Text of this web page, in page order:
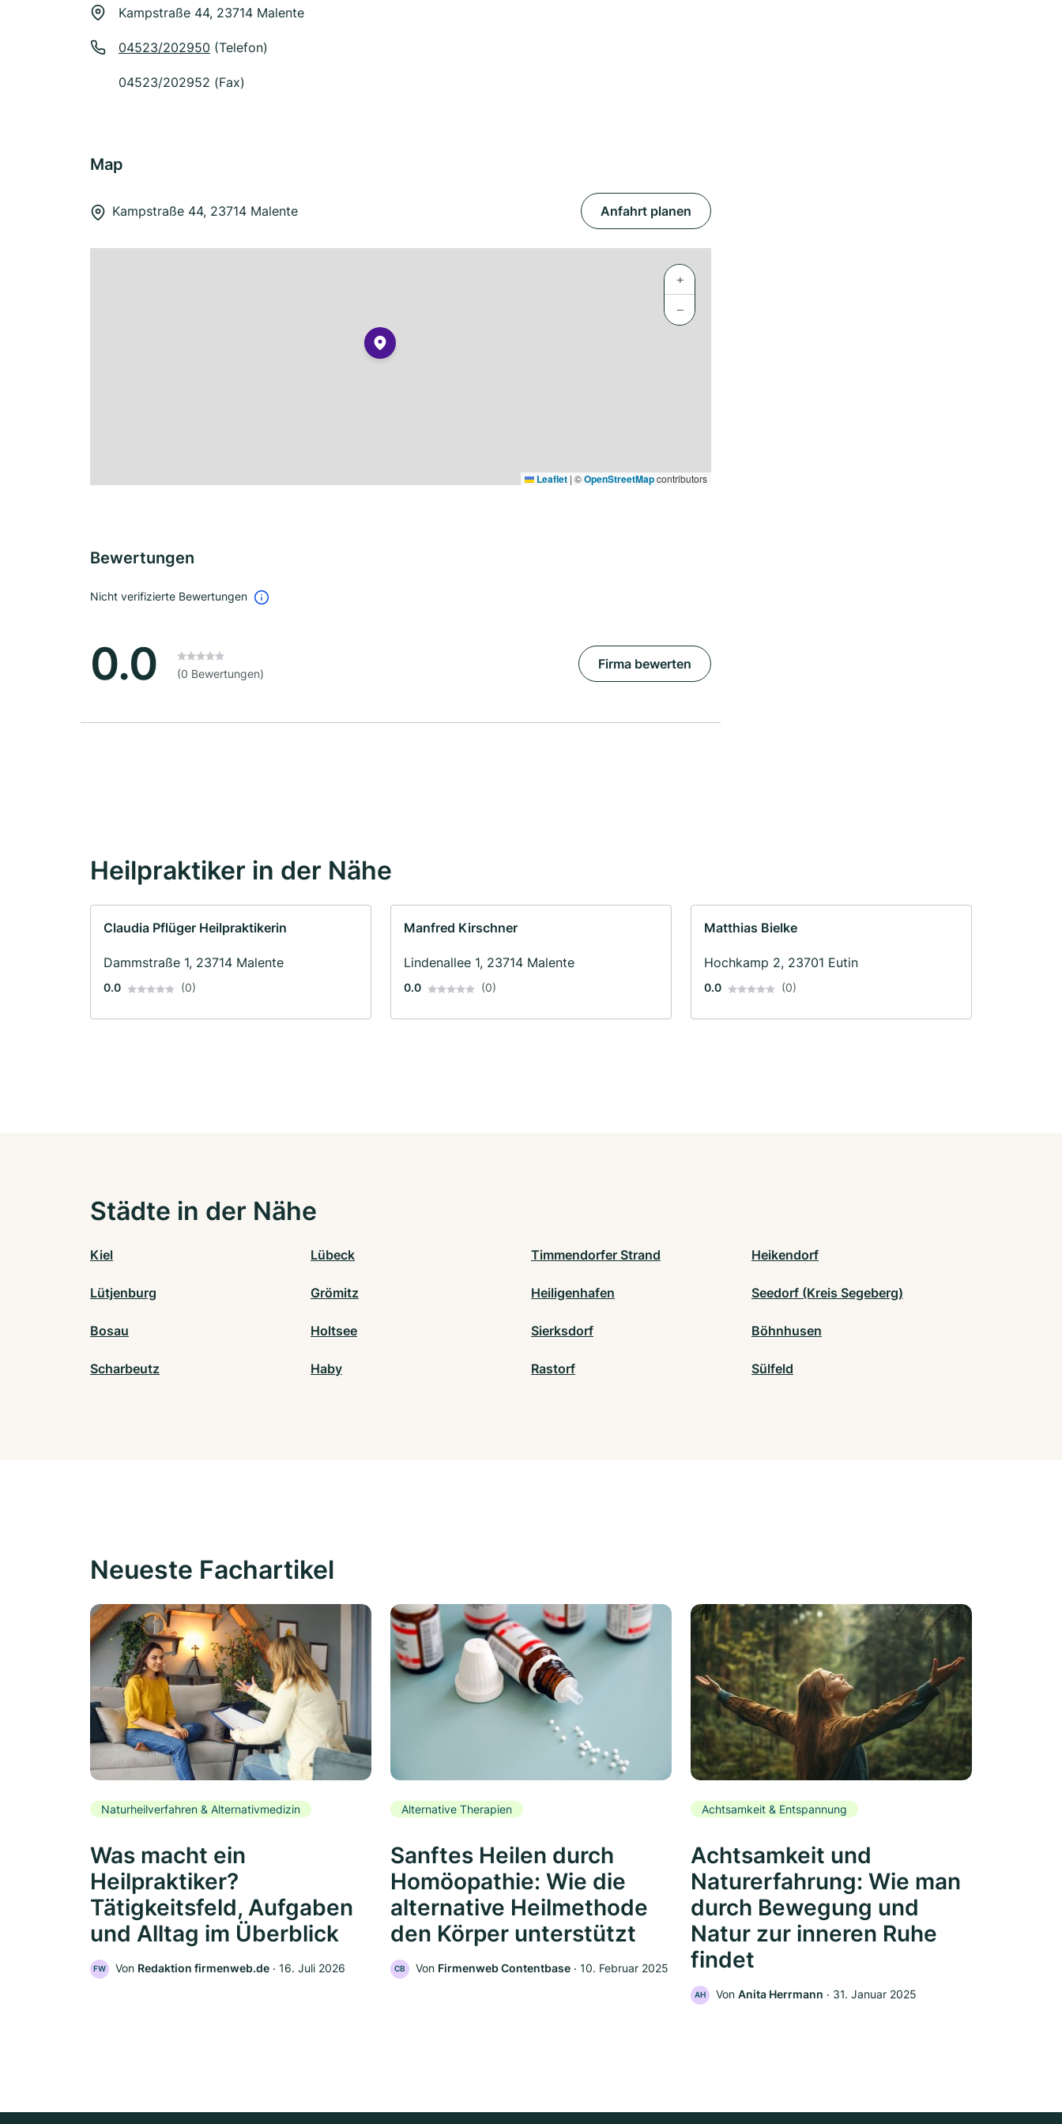
Kampstraße 44, 23714 Malente
04523/202950 (Telefon)
04523/202952 (Fax)
Map
Kampstraße 44, 23714 Malente Anfahrt planen
+
−
Leaflet | ©OpenStreetMapcontributors
Bewertungen
Nicht verifizierte Bewertungen
0.0 (0 Bewertungen)
Firma bewerten
Heilpraktiker in der Nähe
Claudia Pflüger Heilpraktikerin
Dammstraße 1, 23714 Malente
0.0 (0)
Manfred Kirschner
Lindenallee 1, 23714 Malente
0.0 (0)
Matthias Bielke
Hochkamp 2, 23701 Eutin
0.0 (0)
Städte in der Nähe
Kiel Lübeck Timmendorfer Strand Heikendorf
Lütjenburg Grömitz Heiligenhafen Seedorf (Kreis Segeberg)
Bosau Holtsee Sierksdorf Böhnhusen
Scharbeutz Haby Rastorf Sülfeld
Neueste Fachartikel
Naturheilverfahren & Alternativmedizin
Was macht ein
Heilpraktiker?
Tätigkeitsfeld, Aufgaben
und Alltag im Überblick
FW Von Redaktion firmenweb.de ‧ 16. Juli 2026
Alternative Therapien
Sanftes Heilen durch
Homöopathie: Wie die
alternative Heilmethode
den Körper unterstützt
CB Von Firmenweb Contentbase ‧ 10. Februar 2025
Achtsamkeit & Entspannung
Achtsamkeit und
Naturerfahrung: Wie man
durch Bewegung und
Natur zur inneren Ruhe
findet
AH Von Anita Herrmann ‧ 31. Januar 2025